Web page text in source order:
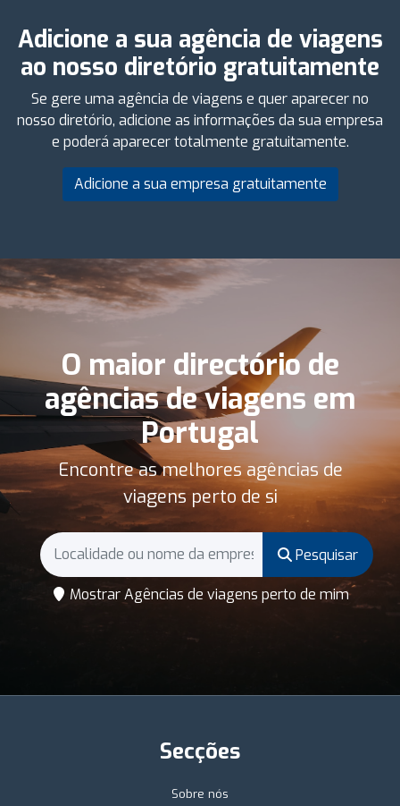
Adicione a sua agência de viagens
ao nosso diretório gratuitamente
Se gere uma agência de viagens e quer aparecer no
nosso diretório, adicione as informações da sua empresa
e poderá aparecer totalmente gratuitamente.
Adicione a sua empresa gratuitamente
O maior directório de
agências de viagens em
Portugal
Encontre as melhores agências de
viagens perto de si
Pesquisar
Mostrar Agências de viagens perto de mim
Secções
Sobre nós